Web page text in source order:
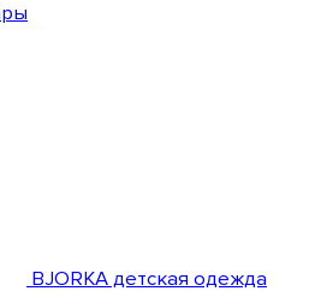
BJORKA детская одежда